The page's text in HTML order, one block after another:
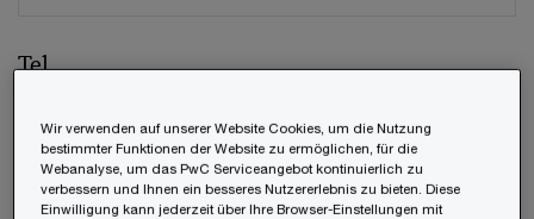
Tel.
Unternehmen
Wir verwenden auf unserer Website Cookies, um die Nutzung
bestimmter Funktionen der Website zu ermöglichen, für die
Webanalyse, um das PwC Serviceangebot kontinuierlich zu
verbessern und Ihnen ein besseres Nutzererlebnis zu bieten. Diese
Einwilligung kann jederzeit über Ihre Browser-Einstellungen mit